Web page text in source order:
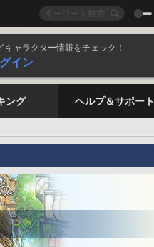
キャラクター情報をチェック！
イン
ング ヘルプ＆サポート